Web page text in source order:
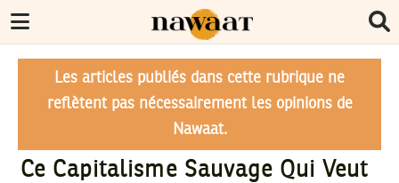
Les articles publiés dans cette rubrique ne
reflètent pas nécessairement les opinions de
Nawaat.
Ce Capitalisme Sauvage Qui Veut